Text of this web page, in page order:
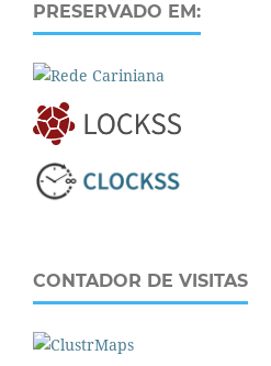
PRESERVADO EM:
CONTADOR DE VISITAS